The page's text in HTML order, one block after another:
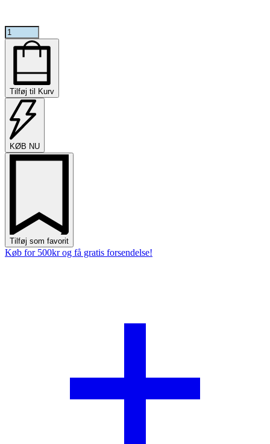
Jump
Around
PRO
Sølv
baseplate
34mm
antal
Tilføj til Kurv
KØB NU
Tilføj som favorit
Køb for 500kr og få gratis forsendelse!